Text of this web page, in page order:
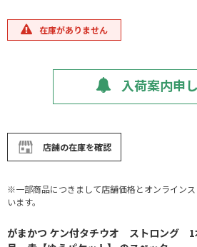
在庫がありません
入荷案内申
店舗の在庫を確認
※一部商品につきまして店舗価格とオンライン
います。
がまかつ ケン付タチウオ ストロング